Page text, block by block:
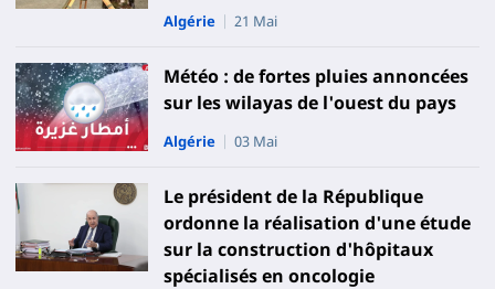
Algérie 21 Mai
Météo : de fortes pluies annoncées
sur les wilayas de l'ouest du pays
Algérie 03 Mai
Le président de la République
ordonne la réalisation d'une étude
sur la construction d'hôpitaux
spécialisés en oncologie